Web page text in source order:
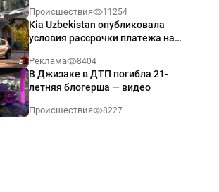
Происшествия 11254
Kia Uzbekistan опубликовала
условия рассрочки платежа на
годовых
Реклама 8404
В Джизаке в ДТП погибла 21-
летняя блогерша — видео
Происшествия 8227